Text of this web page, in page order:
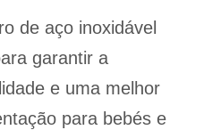
de aço inoxidável
garantir a
e uma melhor
para bebés e